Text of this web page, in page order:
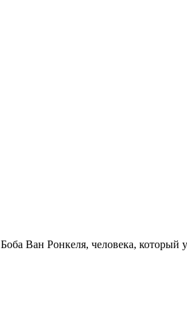
Ван Ронкеля, человека, который